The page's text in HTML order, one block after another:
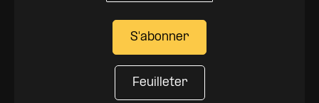
S'abonner
Feuilleter